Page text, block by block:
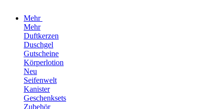
Mehr
Mehr
Duftkerzen
Duschgel
Gutscheine
Körperlotion
Neu
Seifenwelt
Kanister
Geschenksets
Zubehör